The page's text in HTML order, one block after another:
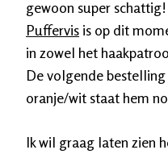
gewoon super
Puffervis is op dit
in zowel het
De volgende
oranje/wit staat hem
Ik wil graag laten zien